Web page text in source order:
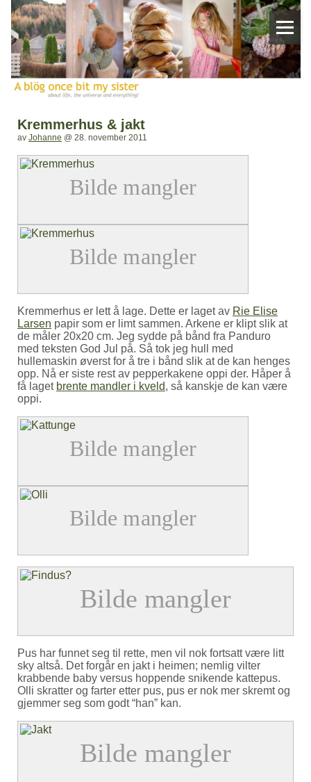
Kremmerhus & jakt
av Johanne @ 28. november 2011
Kremmerhus er lett å lage. Dette er laget av Rie Elise
Larsen papir som er limt sammen. Arkene er klipt slik at
de måler 20x20 cm. Jeg sydde på bånd fra Panduro
med teksten God Jul på. Så tok jeg hull med
hullemaskin øverst for å tre i bånd slik at de kan henges
opp. Nå er siste rest av pepperkakene oppi der. Håper å
få laget brente mandler i kveld, så kanskje de kan være
oppi.
Pus har funnet seg til rette, men vil nok fortsatt være litt
sky altså. Det forgår en jakt i heimen; nemlig vilter
krabbende baby versus hoppende snikende kattepus.
Olli skratter og farter etter pus, pus er nok mer skremt og
gjemmer seg som godt “han” kan.